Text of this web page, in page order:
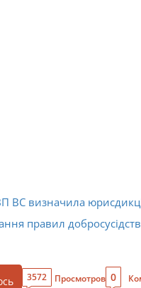
ВС визначила
правил
3572 Просмотров 0